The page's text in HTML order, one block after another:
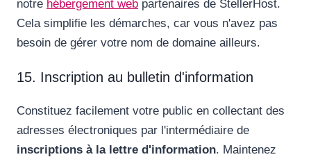
notre hébergement web partenaires de StellerHost.
Cela simplifie les démarches, car vous n'avez pas
besoin de gérer votre nom de domaine ailleurs.
15. Inscription au bulletin d'information
Constituez facilement votre public en collectant des
adresses électroniques par l'intermédiaire de
inscriptions à la lettre d'information. Maintenez